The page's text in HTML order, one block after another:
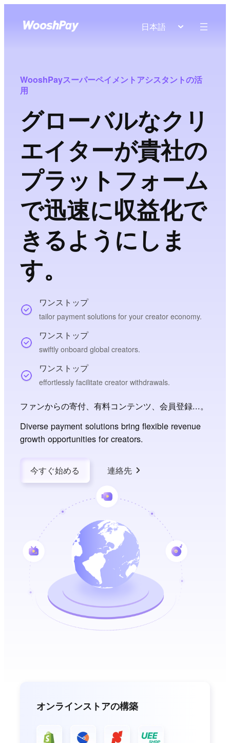
日本語
WooshPayスーパーペイメントアシスタントの活
用
グローバルなクリ
エイターが貴社の
プラットフォーム
で迅速に収益化で
きるようにしま
す。
ワンストップ
tailor payment solutions for your creator economy.
ワンストップ
swiftly onboard global creators.
ワンストップ
effortlessly facilitate creator withdrawals.
ファンからの寄付、有料コンテンツ、会員登録...。
Diverse payment solutions bring flexible revenue
growth opportunities for creators.
今すぐ始める 連絡先
オンラインストアの構築